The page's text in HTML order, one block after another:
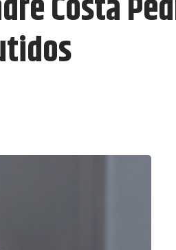
Costa